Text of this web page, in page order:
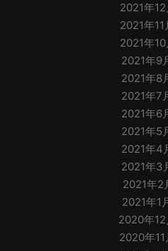
2021年12
2021年11
2021年10
2021年9
2021年8
2021年7
2021年6
2021年5
2021年4
2021年3
2021年2
2021年1
2020年12
2020年11